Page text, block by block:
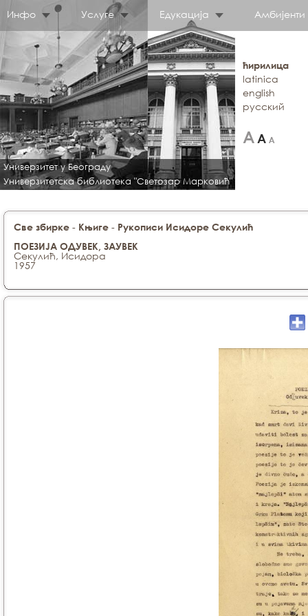
Инфо Услуге Едукација Амбијенти
Универзитет у Београду
Универзитетска библиотека "Светозар Марковић"
ћирилица
latinica
english
русский
Све збирке - Књиге - Рукописи Исидоре Секулић
ПОЕЗИЈА ОДУВЕК, ЗАУВЕК
Секулић, Исидора
1957